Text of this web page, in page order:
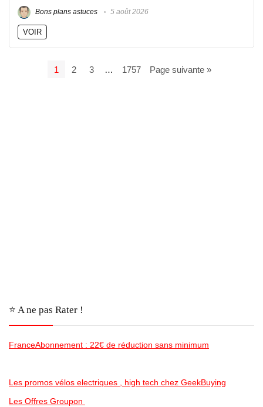
Bons plans astuces 5 août 2026
VOIR
1 2 3 … 1757 Page suivante »
⭐️ A ne pas Rater !
FranceAbonnement : 22€ de réduction sans minimum
Les promos vélos electriques , high tech chez GeekBuying
Les Offres Groupon